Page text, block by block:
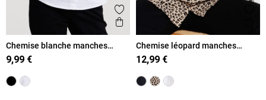
Ajouter aux favoris
Aperçu rapide
Chemise blanche manches
longues femme
9,99 €
Chemise léopard manches
longues femme
12,99 €